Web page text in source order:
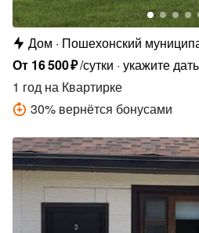
Дом
Пошехонский
Кременевское с.п., д.
От 16500₽/сутки укажите
1 год на Квартирке
30% вернётся бонусами